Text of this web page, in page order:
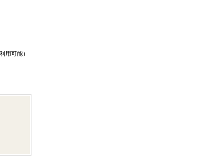
用可能）